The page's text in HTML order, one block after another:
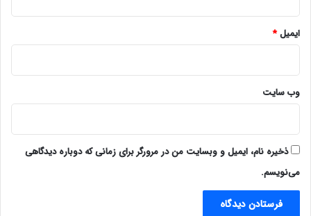
ایمیل*
وب‌ سایت
ذخیره نام، ایمیل و وبسایت من در مرورگر برای زمانی که دوباره دیدگاهی
می‌نویسم.